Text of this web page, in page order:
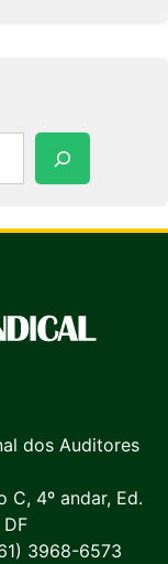
dos Auditores
C, 4º andar, Ed.
3968-6573